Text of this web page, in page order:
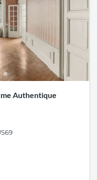
Authentique